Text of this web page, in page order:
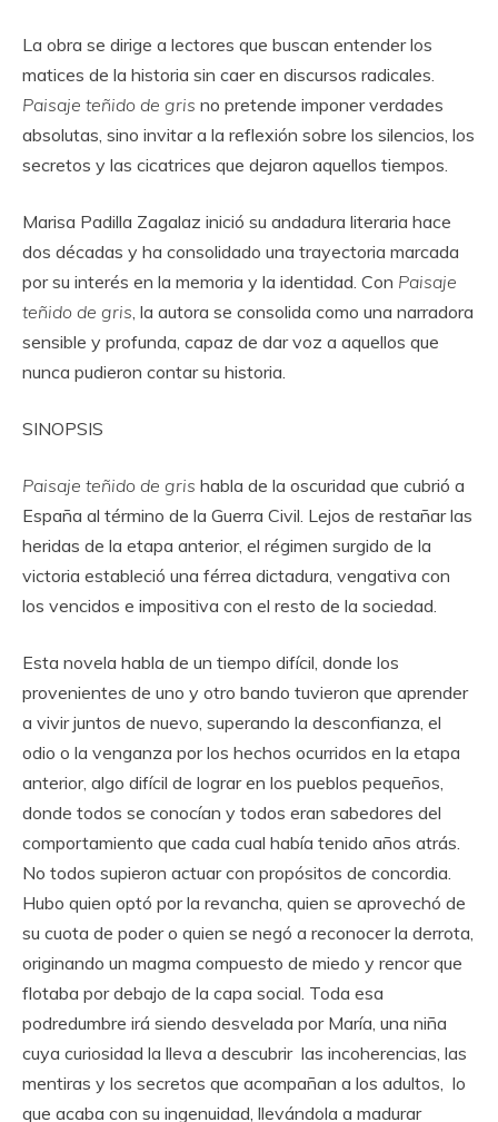
La obra se dirige a lectores que buscan entender los
matices de la historia sin caer en discursos radicales.
Paisaje teñido de gris no pretende imponer verdades
absolutas, sino invitar a la reflexión sobre los silencios, los
secretos y las cicatrices que dejaron aquellos tiempos.
Marisa Padilla Zagalaz inició su andadura literaria hace
dos décadas y ha consolidado una trayectoria marcada
por su interés en la memoria y la identidad. Con Paisaje
teñido de gris , la autora se consolida como una narradora
sensible y profunda, capaz de dar voz a aquellos que
nunca pudieron contar su historia.
SINOPSIS
Paisaje teñido de gris habla de la oscuridad que cubrió a
España al término de la Guerra Civil. Lejos de restañar las
heridas de la etapa anterior, el régimen surgido de la
victoria estableció una férrea dictadura, vengativa con
los vencidos e impositiva con el resto de la sociedad.
Esta novela habla de un tiempo difícil, donde los
provenientes de uno y otro bando tuvieron que aprender
a vivir juntos de nuevo, superando la desconfianza, el
odio o la venganza por los hechos ocurridos en la etapa
anterior, algo difícil de lograr en los pueblos pequeños,
donde todos se conocían y todos eran sabedores del
comportamiento que cada cual había tenido años atrás.
No todos supieron actuar con propósitos de concordia.
Hubo quien optó por la revancha, quien se aprovechó de
su cuota de poder o quien se negó a reconocer la derrota,
originando un magma compuesto de miedo y rencor que
flotaba por debajo de la capa social. Toda esa
podredumbre irá siendo desvelada por María, una niña
cuya curiosidad la lleva a descubrir las incoherencias, las
mentiras y los secretos que acompañan a los adultos, lo
que acaba con su ingenuidad, llevándola a madurar